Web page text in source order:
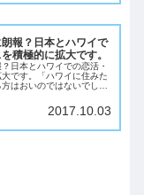
報？日本とハワイで
積極的に拡大です。
日本とハワイでの恋活・
です。「ハワイに住みた
はおいのではないでしょ
す。アメリカに住むに
2017.10.03